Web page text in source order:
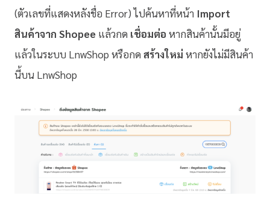
(ตัวเลขที่แสดงหลังชื่อ Error) ไปค้นหาที่หน้า Import
สินค้าจาก Shopee แล้วกด เชื่อมต่อ หากสินค้านั้นมีอยู่
แล้วในระบบ LnwShop หรือกด สร้างใหม่หากยังไม่มีสินค้า
นี้บน LnwShop